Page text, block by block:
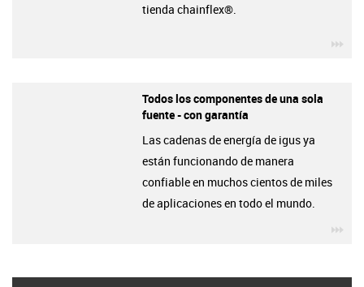
tienda chainflex®.
Todos los componentes de una sola
fuente - con garantía
Las cadenas de energía de igus ya
están funcionando de manera
confiable en muchos cientos de miles
de aplicaciones en todo el mundo.